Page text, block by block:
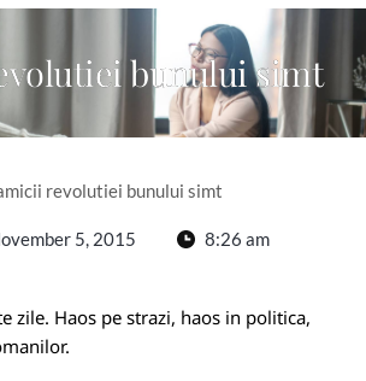
bunului simt
revolutiei bunului simt
5, 2015
8:26 am
zile. Haos pe strazi, haos in politica,